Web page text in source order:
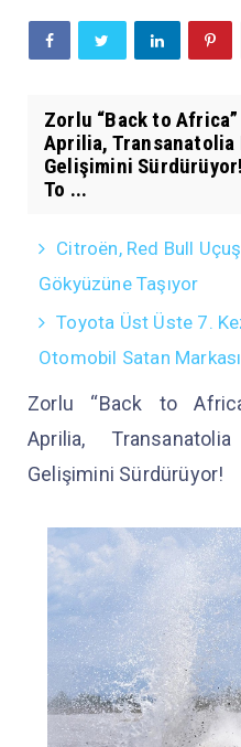
Zorlu “Back to
Aprilia, Transanatolia
Gelişimini
To ...
Citroën, Red Bull
Gökyüzüne Taşıyor
Toyota Üst Üste 7.
Otomobil Satan
Zorlu “Back to
Aprilia,
Gelişimini Sürdürüyor!